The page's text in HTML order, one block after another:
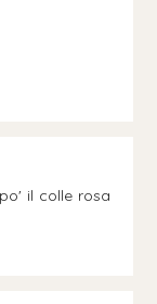
il colle rosa